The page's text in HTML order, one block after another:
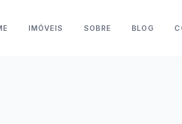
IMÓVEIS SOBRE BLOG